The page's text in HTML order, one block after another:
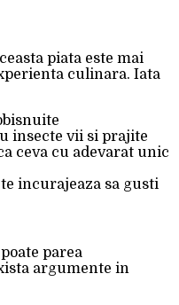
piata este mai
culinara. Iata
insecte vii si prajite
ceva cu adevarat unic
incurajeaza sa gusti
parea
argumente in